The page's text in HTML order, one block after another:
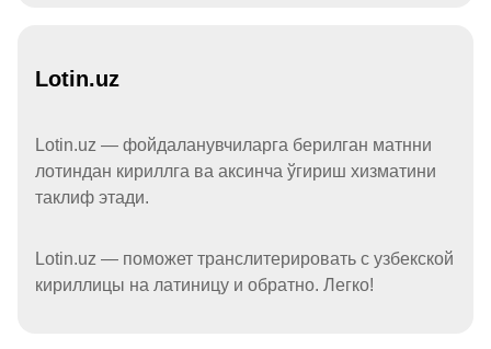
Lotin.uz
Lotin.uz — фойдаланувчиларга берилган матнни
лотиндан кириллга ва аксинча ўгириш хизматини
таклиф этади.
Lotin.uz — поможет транслитерировать с узбекской
кириллицы на латиницу и обратно. Легко!